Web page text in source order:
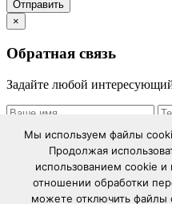
Мы используем файлы
Продолжая
использованием cookie
отношении обработки
можете отключить файлы
×
Обратная связь
Задайте любой
Отправляя данную
отношении обработки